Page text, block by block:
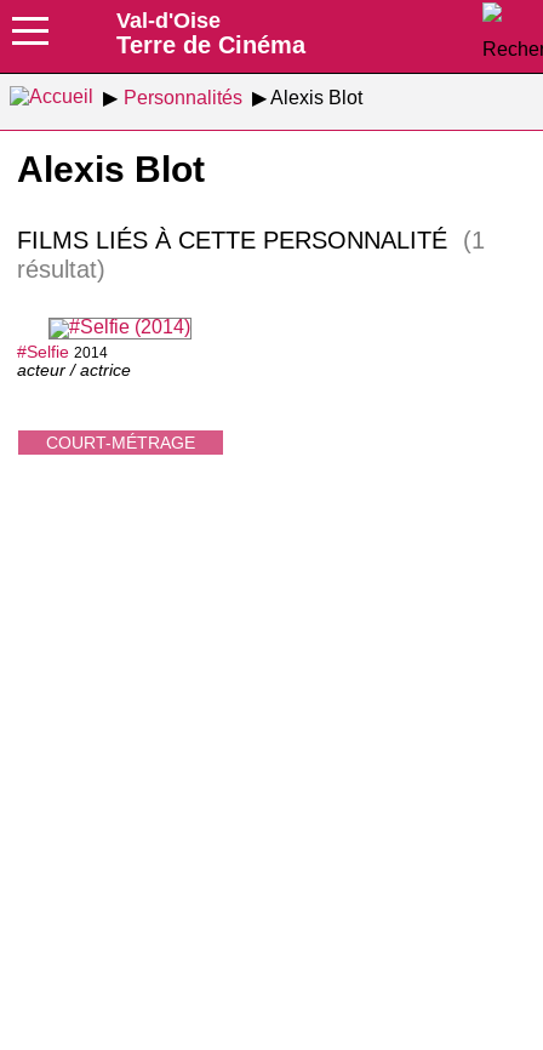
Val-d'Oise
Terre de Cinéma
Personnalités Alexis Blot
Alexis Blot
FILMS LIÉS À CETTE PERSONNALITÉ
(1
résultat)
COURT-MÉTRAGE
#Selfie 2014
acteur / actrice